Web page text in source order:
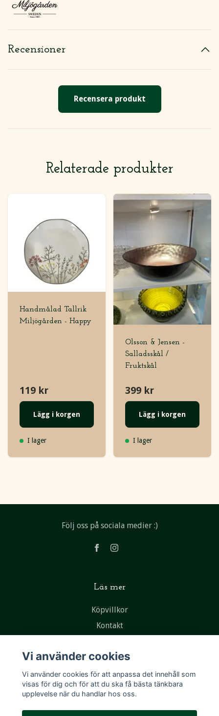
Recensioner
Recensera produkt
Relaterade produkter
Handmålad Tallrik
Miljögården - Happy
119 kr
Lägg i korgen
I lager
Olsson & Jensen -
Salladsskål /
Fruktskål
399 kr
Lägg i korgen
I lager
Följ oss på sociala medier :)
Läs mer
Köpvillkor
Kontakt
Vi använder cookies
Vi använder cookies för att anpassa det innehåll som
visas för dig och för att du ska få bästa tänkbara
upplevelse när du handlar hos oss.